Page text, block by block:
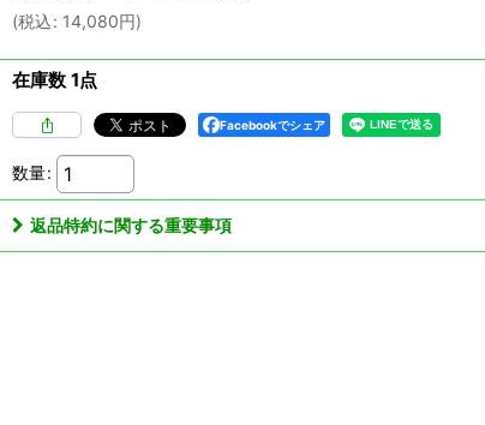
(税込: 14,080円)
在庫数 1点
Facebookでシェア
数量:
返品特約に関する重要事項